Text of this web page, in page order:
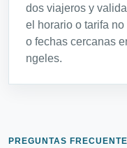
dos viajeros y
el horario o tarifa
o fechas cercanas
ngeles.
PREGUNTAS